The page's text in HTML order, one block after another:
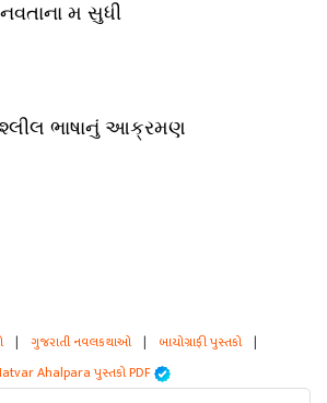
મ સુધી
ભાષાનું આક્રમણ
| ગુજરાતી નવલકથાઓ | બાયોગ્રાફી પુસ્તકો |
Ahalpara પુસ્તકો PDF